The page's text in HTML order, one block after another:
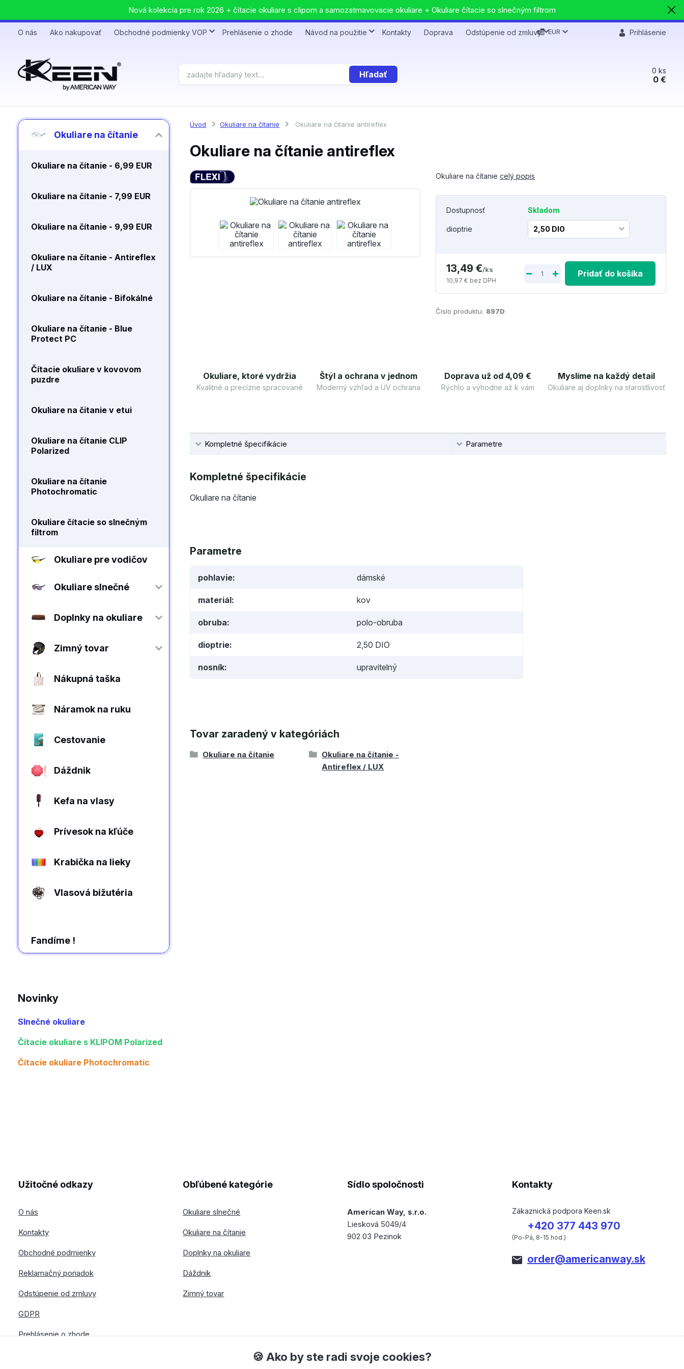
Nová kolekcia pre rok 2026 + čítacie okuliare s clipom a samozatmavovacie okuliare + Okuliare čítacie so slnečným filtrom
O nás Ako nakupovať Obchodné podmienky VOP Prehlásenie o zhode Návod na použitie Kontakty Doprava Odstúpenie od zmluvy EUR Prihlásenie
Hľadať 0 ks
0 €
Okuliare na čítanie
Okuliare na čítanie - 6,99 EUR
Okuliare na čítanie - 7,99 EUR
Okuliare na čítanie - 9,99 EUR
Okuliare na čítanie - Antireflex
/ LUX
Okuliare na čítanie - Bifokálné
Okuliare na čítanie - Blue
Protect PC
Čítacie okuliare v kovovom
puzdre
Okuliare na čitanie v etui
Okuliare na čítanie CLIP
Polarized
Okuliare na čítanie
Photochromatic
Okuliare čítacie so slnečným
filtrom
Okuliare pre vodičov
Okuliare slnečné
Doplnky na okuliare
Zimný tovar
Nákupná taška
Náramok na ruku
Cestovanie
Dáždnik
Kefa na vlasy
Prívesok na kľúče
Krabička na lieky
Vlasová bižutéria
Fandíme !
Novinky
Slnečné okuliare
Čítacie okuliare s KLIPOM Polarized
Čítacie okuliare Photochromatic
Úvod Okuliare na čítanie Okuliare na čítanie antireflex
Okuliare na čítanie antireflex
Okuliare na čítaniecelý popis
Dostupnosť Skladom
dioptrie
13,49 €/ks
10,97 € bez DPH
Pridať do košíka
Číslo produktu: 897D
Okuliare, ktoré vydržia
Kvalitné a precízne spracované
Štýl a ochrana v jednom
Moderný vzhľad a UV ochrana
Doprava už od 4,09 €
Rýchlo a výhodne až k vám
Myslíme na každý detail
Okuliare aj doplnky na starostlivosť
Kompletné špecifikácie Parametre
Kompletné špecifikácie
Okuliare na čítanie
Parametre
pohlavie dámské
materiál kov
obruba polo-obruba
dioptrie 2,50 DIO
nosník upravitelný
Tovar zaradený v kategóriách
Okuliare na čítanie
Okuliare na čítanie -
Antireflex / LUX
Užitočné odkazy
O nás
Kontakty
Obchodné podmienky
Reklamačný poriadok
Odstúpenie od zmluvy
GDPR
Prehlásenie o zhode
Obľúbené kategórie
Okuliare slnečné
Okuliare na čítanie
Doplnky na okuliare
Dáždnik
Zimný tovar
Sídlo spoločnosti
American Way, s.r.o.
Liesková 5049/4
902 03 Pezinok
Kontakty
Zákaznická podpora Keen.sk
+420 377 443 970
(Po-Pá, 8-15 hod.)
order@americanway.sk
🍪 Ako by ste radi svoje cookies?